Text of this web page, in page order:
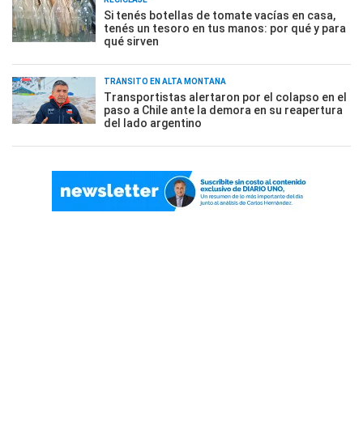
Si tenés botellas de tomate vacías en casa,
tenés un tesoro en tus manos: por qué y para
qué sirven
TRÁNSITO EN ALTA MONTAÑA
Transportistas alertaron por el colapso en el
paso a Chile ante la demora en su reapertura
del lado argentino